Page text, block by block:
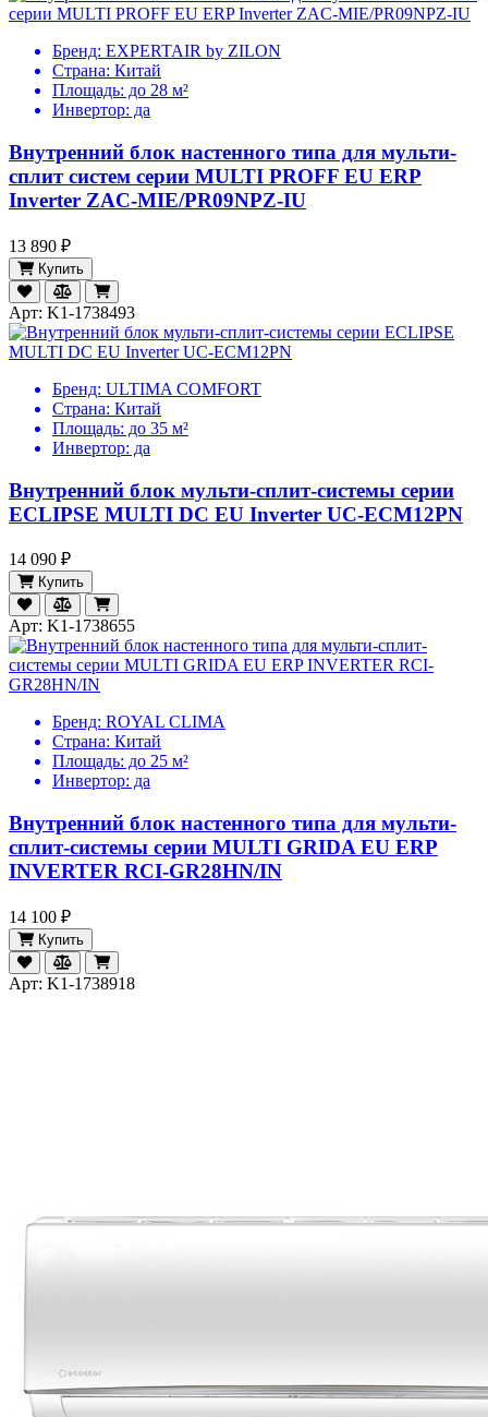
Бренд: EXPERTAIR by ZILON
Страна: Китай
Площадь: до 28 м²
Инвертор: да
Внутренний блок настенного типа для мульти-
сплит систем серии MULTI PROFF EU ERP
Inverter ZAC-MIE/PR09NPZ-IU
13 890 ₽
Купить
Арт: K1-1738493
Бренд: ULTIMA COMFORT
Страна: Китай
Площадь: до 35 м²
Инвертор: да
Внутренний блок мульти-сплит-системы серии
ECLIPSE MULTI DC EU Inverter UC-ECM12PN
14 090 ₽
Купить
Арт: K1-1738655
Бренд: ROYAL CLIMA
Страна: Китай
Площадь: до 25 м²
Инвертор: да
Внутренний блок настенного типа для мульти-
сплит-системы серии MULTI GRIDA EU ERP
INVERTER RCI-GR28HN/IN
14 100 ₽
Купить
Арт: K1-1738918